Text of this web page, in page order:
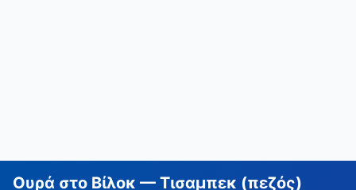
Ουρά στο Βίλοκ — Τισαμπεκ (πεζός)